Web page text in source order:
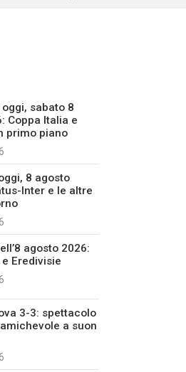
sabato 8
Coppa Italia e
primo piano
8 agosto
Inter e le altre
agosto 2026:
Eredivisie
3-3: spettacolo
a suon